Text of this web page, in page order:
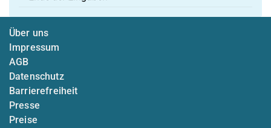
Über uns
Impressum
AGB
Datenschutz
Barrierefreiheit
Presse
Preise